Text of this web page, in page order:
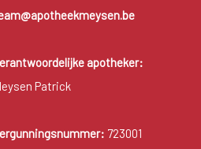
apotheker:
Patrick
723001